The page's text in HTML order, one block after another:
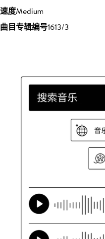
速度Medium
曲目专辑编号1613/3